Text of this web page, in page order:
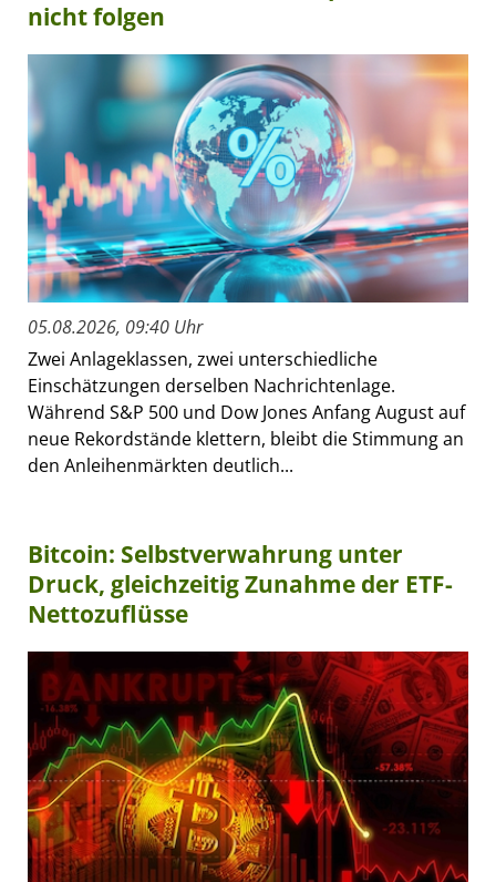
nicht folgen
05.08.2026, 09:40 Uhr
Zwei Anlageklassen, zwei unterschiedliche
Einschätzungen derselben Nachrichtenlage.
Während S&P 500 und Dow Jones Anfang August auf
neue Rekordstände klettern, bleibt die Stimmung an
den Anleihenmärkten deutlich...
Bitcoin: Selbstverwahrung unter
Druck, gleichzeitig Zunahme der ETF-
Nettozuflüsse